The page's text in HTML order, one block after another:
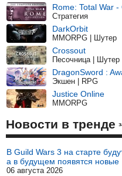
Rome: Total War -
Стратегия
DarkOrbit
MMORPG | Шутер
Crossout
Песочница |
DragonSword :
Экшен | RPG
Justice Online
MMORPG
Новости в тренде
В Guild Wars 3 на старте
а в будущем появятся новые
06 августа 2026